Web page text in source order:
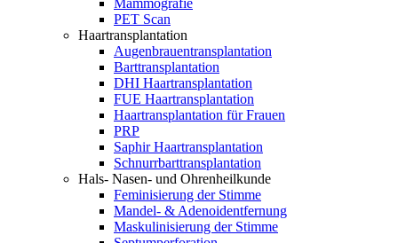
PET Scan
Haartransplantation
Augenbrauentransplantation
Barttransplantation
DHI Haartransplantation
FUE Haartransplantation
Haartransplantation für Frauen
PRP
Saphir Haartransplantation
Schnurrbarttransplantation
Hals- Nasen- und Ohrenheilkunde
Feminisierung der Stimme
Mandel- & Adenoidentfernung
Maskulinisierung der Stimme